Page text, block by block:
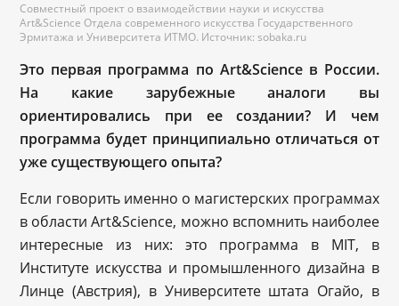
Совместный проект о взаимодействии науки и искусства
Art&Science Отдела современного искусства Государственного
Эрмитажа и Университета ИТМО. Источник: sobaka.ru
Это первая программа по Art&Science в России.
На какие зарубежные аналоги вы
ориентировались при ее создании? И чем
программа будет принципиально отличаться от
уже существующего опыта?
Если говорить именно о магистерских программах
в области Art&Science, можно вспомнить наиболее
интересные из них: это программа в MIT, в
Институте искусства и промышленного дизайна в
Линце (Австрия), в Университете штата Огайо, в